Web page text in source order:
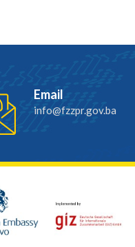
Email
info@fzzpr.gov.ba